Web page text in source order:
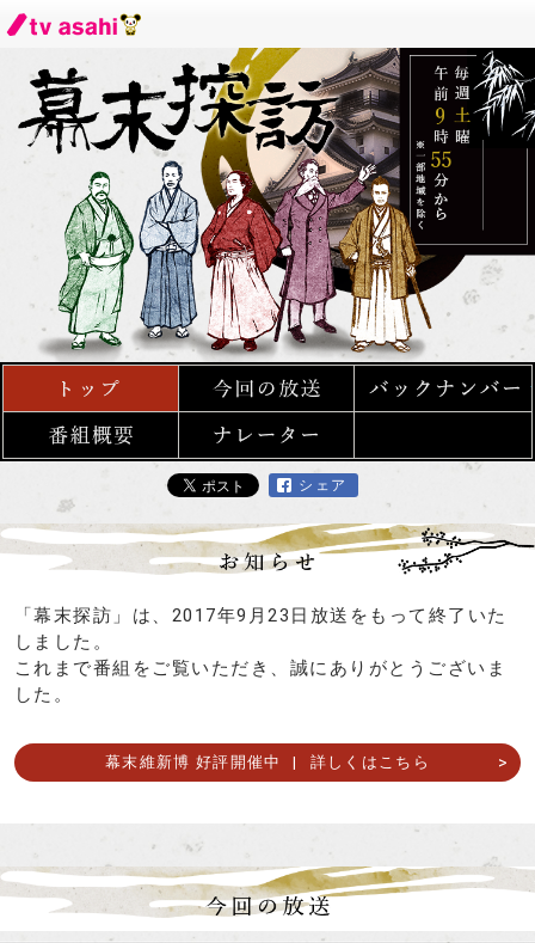
トップ 今回の放送
番組概要
シェア
「幕末探訪」は、2017年9月23日放送をもって終了いた
しました。
これまで番組をご覧いただき、誠にありがとうございま
した。
幕末維新博 好評開催中 | 詳しくはこちら
今回の放送